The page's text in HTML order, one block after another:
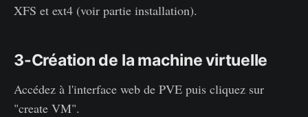
XFS et ext4 (voir partie installation).
3-Création de la machine virtuelle
Accédez à l'interface web de PVE puis cliquez sur
"create VM".